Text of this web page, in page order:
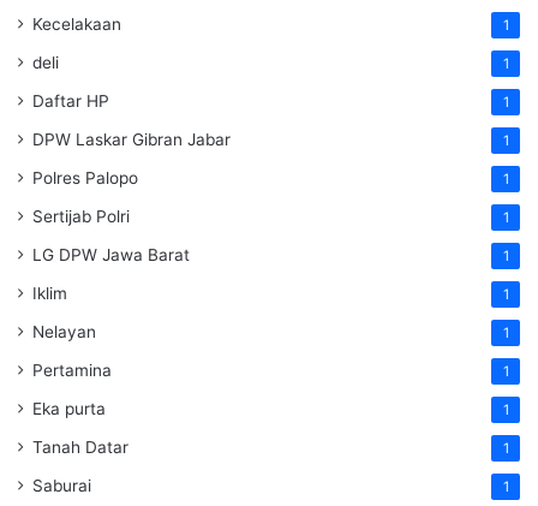
Kecelakaan 1
deli 1
Daftar HP 1
DPW Laskar Gibran Jabar 1
Polres Palopo 1
Sertijab Polri 1
LG DPW Jawa Barat 1
Iklim 1
Nelayan 1
Pertamina 1
Eka purta 1
Tanah Datar 1
Saburai 1